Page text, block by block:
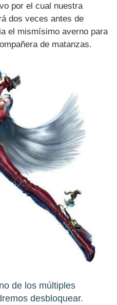
por el cual nuestra
dos veces antes de
el mismísimo averno para
de matanzas.
de los múltiples
desbloquear.